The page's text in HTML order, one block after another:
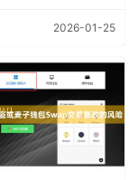
2026-01-25